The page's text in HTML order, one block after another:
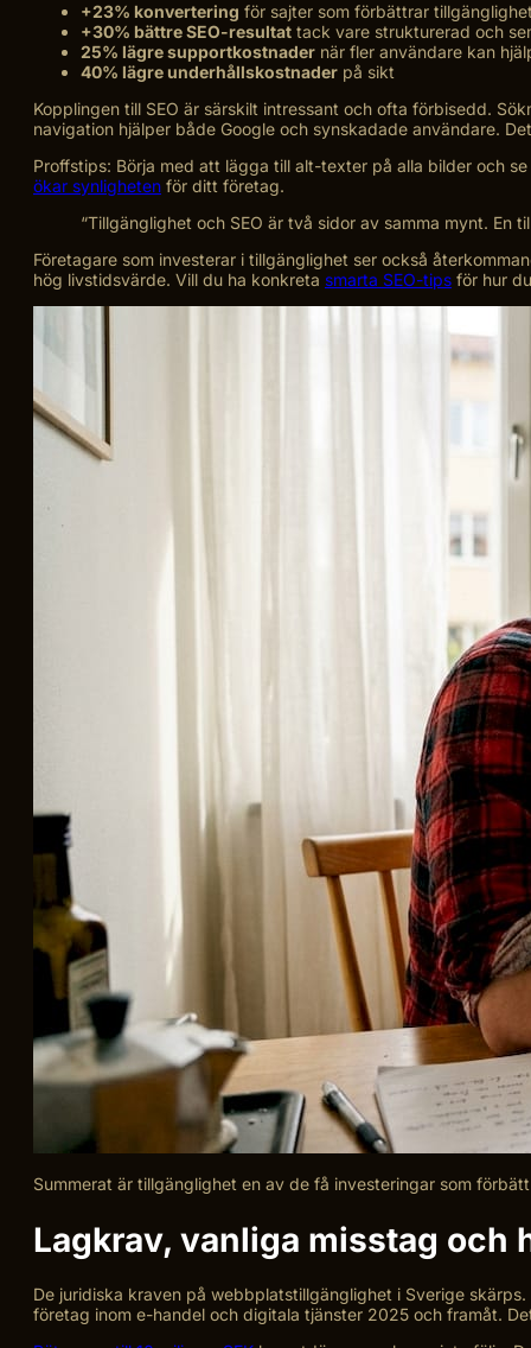
+23% konvertering för sajter som förbättrar
+30% bättre SEO-resultat tack vare strukturerad och
25% lägre supportkostnader när fler användare kan
40% lägre underhållskostnader på sikt
Kopplingen till SEO är särskilt intressant och ofta förbisedd.
navigation hjälper både Google och synskadade användare.
Proffs­tips: Börja med att lägga till alt-texter på alla bilder och
ökar synligheten för ditt företag.
“Tillgänglighet och SEO är två sidor av samma mynt. En
Företagare som investerar i tillgänglighet ser också
hög livstidsvärde. Vill du ha konkreta smarta SEO-tips för hur
Summerat är tillgänglighet en av de få investeringar som
Lagkrav, vanliga misstag och
De juridiska kraven på webbplatstillgänglighet i Sverige
företag inom e-handel och digitala tjänster 2025 och framåt.